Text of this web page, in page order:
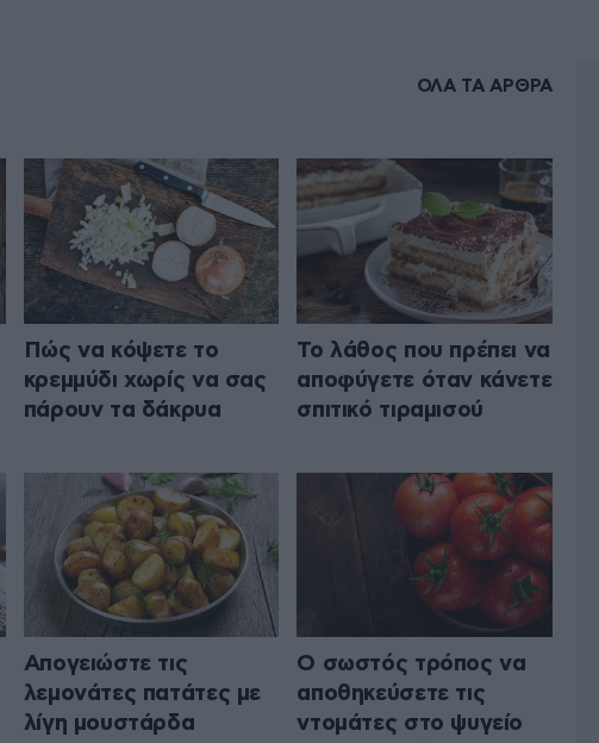
ΟΛΑ ΤΑ ΑΡΘΡΑ
Πώς να κόψετε το
κρεμμύδι χωρίς να σας
πάρουν τα δάκρυα
Το λάθος που πρέπει να
αποφύγετε όταν κάνετε
σπιτικό τιραμισού
Απογειώστε τις
λεμονάτες πατάτες με
λίγη μουστάρδα
Ο σωστός τρόπος να
αποθηκεύσετε τις
ντομάτες στο ψυγείο